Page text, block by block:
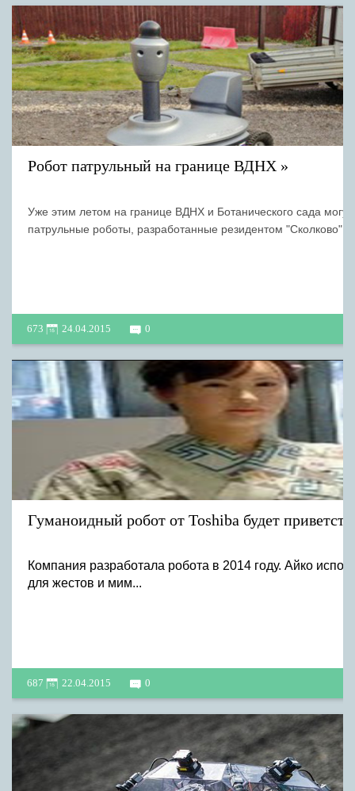
Робот патрульный на границе ВДНХ
Уже этим летом на границе ВДНХ и Ботанического сада могут
патрульные роботы, разработанные резидентом "Сколково"
673 24.04.2015 0
Гуманоидный робот от Toshiba будет
Компания разработала робота в 2014 году. Айко
для жестов и мим...
687 22.04.2015 0